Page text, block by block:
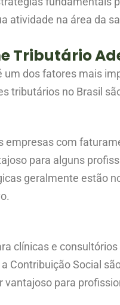
atividade na área da
Tributário
um dos fatores mais
tributários no Brasil
empresas com
para alguns
geralmente estão
clínicas e
Contribuição Social
vantajoso para